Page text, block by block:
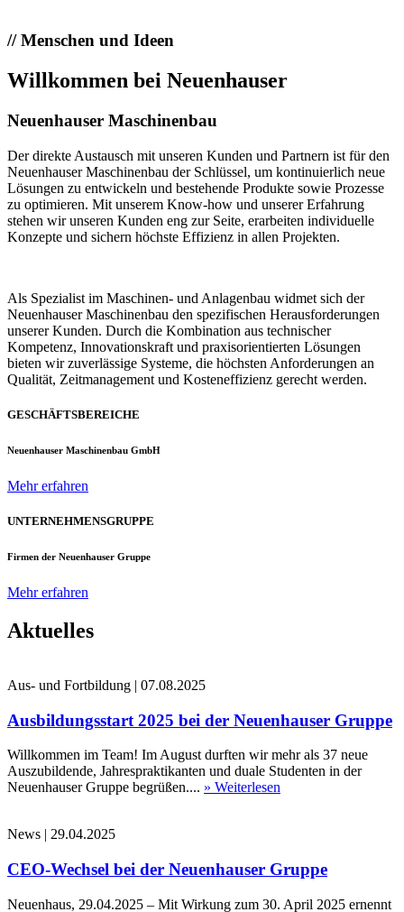
//Menschen und Ideen
Willkommen bei Neuenhauser
Neuenhauser Maschinenbau
Der direkte Austausch mit unseren Kunden und Partnern ist für den
Neuenhauser Maschinenbau der Schlüssel, um kontinuierlich neue
Lösungen zu entwickeln und bestehende Produkte sowie Prozesse
zu optimieren. Mit unserem Know-how und unserer Erfahrung
stehen wir unseren Kunden eng zur Seite, erarbeiten individuelle
Konzepte und sichern höchste Effizienz in allen Projekten.
Als Spezialist im Maschinen- und Anlagenbau widmet sich der
Neuenhauser Maschinenbau den spezifischen Herausforderungen
unserer Kunden. Durch die Kombination aus technischer
Kompetenz, Innovationskraft und praxisorientierten Lösungen
bieten wir zuverlässige Systeme, die höchsten Anforderungen an
Qualität, Zeitmanagement und Kosteneffizienz gerecht werden.
GESCHÄFTSBEREICHE
Neuenhauser Maschinenbau GmbH
Mehr erfahren
UNTERNEHMENSGRUPPE
Firmen der Neuenhauser Gruppe
Mehr erfahren
Aktuelles
Aus- und Fortbildung | 07.08.2025
Ausbildungsstart 2025 bei der Neuenhauser Gruppe
Willkommen im Team! Im August durften wir mehr als 37 neue
Auszubildende, Jahrespraktikanten und duale Studenten in der
Neuenhauser Gruppe begrüßen.... » Weiterlesen
News | 29.04.2025
CEO-Wechsel bei der Neuenhauser Gruppe
Neuenhaus, 29.04.2025 – Mit Wirkung zum 30. April 2025 ernennt